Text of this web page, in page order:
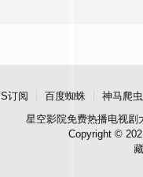
订阅 百度蜘蛛 神马爬虫
星空影院免费热播电视剧
Copyright ©